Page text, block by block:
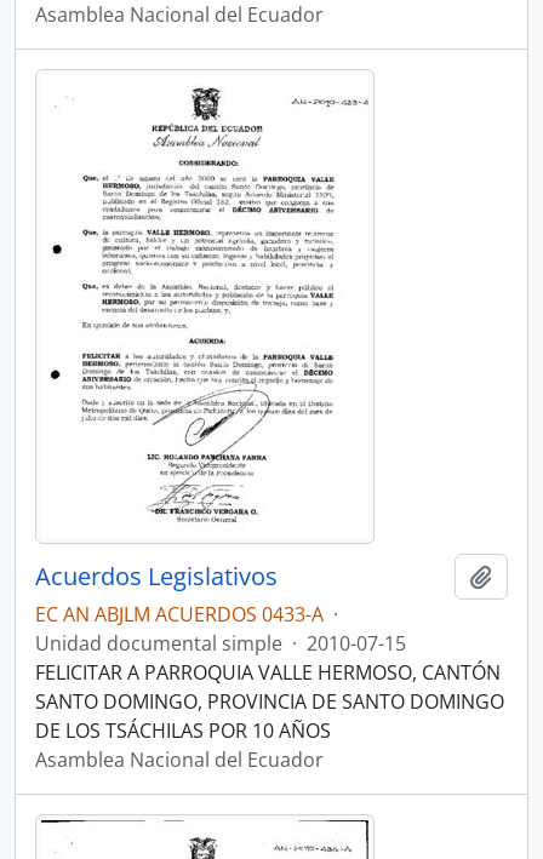
Asamblea Nacional del Ecuador
Acuerdos Legislativos
EC AN ABJLM ACUERDOS 0433-A ·
Unidad documental simple · 2010-07-15
FELICITAR A PARROQUIA VALLE HERMOSO, CANTÓN
SANTO DOMINGO, PROVINCIA DE SANTO DOMINGO
DE LOS TSÁCHILAS POR 10 AÑOS
Asamblea Nacional del Ecuador